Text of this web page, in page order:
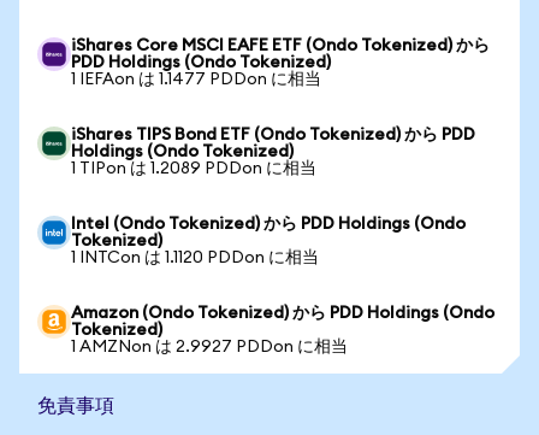
iShares Core MSCI EAFE ETF (Ondo Tokenized) から
PDD Holdings (Ondo Tokenized)
1 IEFAon は 1.1477 PDDon に相当
iShares TIPS Bond ETF (Ondo Tokenized) から PDD
Holdings (Ondo Tokenized)
1 TIPon は 1.2089 PDDon に相当
Intel (Ondo Tokenized) から PDD Holdings (Ondo
Tokenized)
1 INTCon は 1.1120 PDDon に相当
Amazon (Ondo Tokenized) から PDD Holdings (Ondo
Tokenized)
1 AMZNon は 2.9927 PDDon に相当
免責事項